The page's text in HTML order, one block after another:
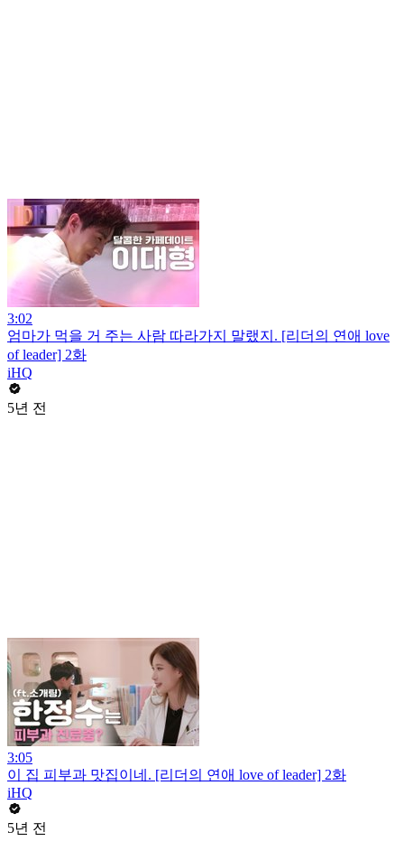
3:02
엄마가 먹을 거 주는 사람 따라가지 말랬지. [리더의 연애 love
of leader] 2화
iHQ
5년 전
3:05
이 집 피부과 맛집이네. [리더의 연애 love of leader] 2화
iHQ
5년 전